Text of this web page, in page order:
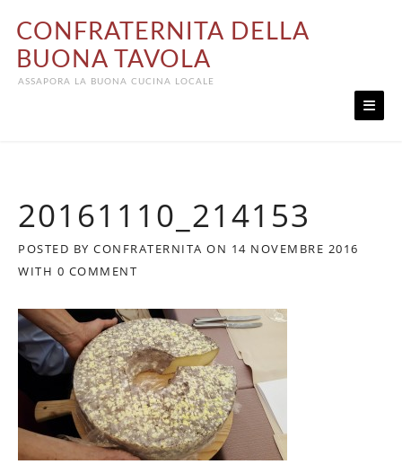
content
CONFRATERNITA DELLA
BUONA TAVOLA
ASSAPORA LA BUONA CUCINA LOCALE
20161110_214153
POSTED BY CONFRATERNITA ON 14 NOVEMBRE 2016
WITH 0 COMMENT